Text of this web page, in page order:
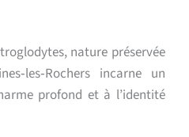
nature préservée
incarne un
profond et à l’identité